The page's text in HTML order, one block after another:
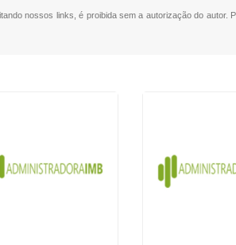
nossos links, é proibida sem a autorização do autor.